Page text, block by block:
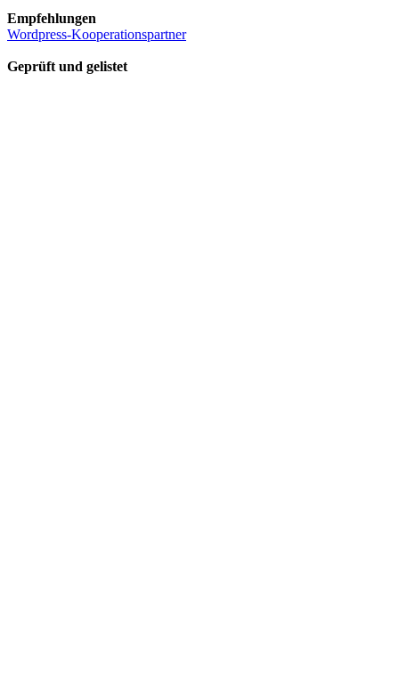
Empfehlungen
Wordpress-Kooperationspartner
Geprüft und gelistet